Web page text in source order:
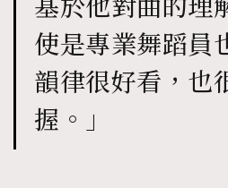
基於他對曲的理
使是專業舞蹈員
韻律很好看，也
握。」